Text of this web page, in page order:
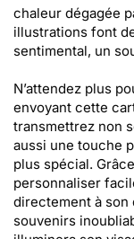
chaleur dégagée
illustrations font
sentimental, un
N’attendez plus
envoyant cette
transmettrez non
aussi une touche
plus spécial.
personnaliser
directement à son
souvenirs